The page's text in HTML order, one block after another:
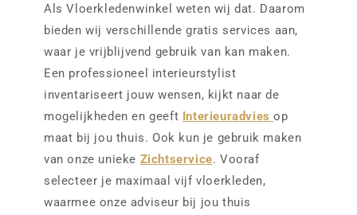
Als Vloerkledenwinkel weten wij dat. Daarom
bieden wij verschillende gratis services aan,
waar je vrijblijvend gebruik van kan maken.
Een professioneel interieurstylist
inventariseert jouw wensen, kijkt naar de
mogelijkheden en geeft Interieuradviesop
maat bij jou thuis. Ook kun je gebruik maken
van onze unieke Zichtservice. Vooraf
selecteer je maximaal vijf vloerkleden,
waarmee onze adviseur bij jou thuis